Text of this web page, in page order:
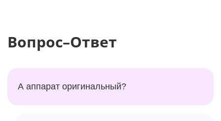
Вопрос–Ответ
А аппарат оригинальный?